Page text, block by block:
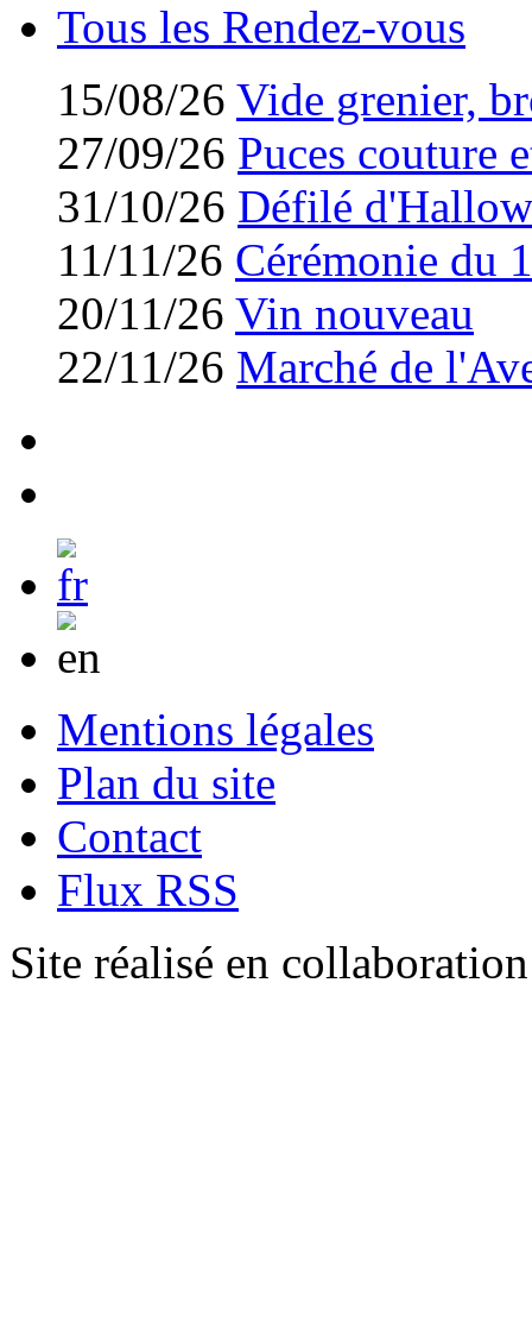
Tous les Rendez-vous
15/08/26 Vide grenier,
27/09/26 Puces couture
31/10/26 Défilé
11/11/26 Cérémonie du
20/11/26 Vin nouveau
22/11/26 Marché de
Mentions légales
Plan du site
Contact
Flux RSS
Site réalisé en